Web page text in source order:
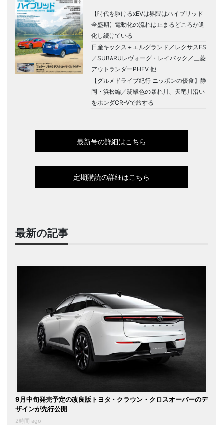
【時代を駆けるxEVは界隈はハイブリッド
全盛期】電動化の流れは止まるどころか進
化し続けている
日産キックス＋エルグランド／レクサスES
／SUBARUレヴォーグ・レイバック／三菱
アウトランダーPHEV 他
【グルメドライブ紀行 ニッポンの優食】静
岡・浜松編／翡翠色の暴れ川、天竜川沿い
をホンダCR-Vで旅する
最新号の詳細はこちら
定期購読の詳細はこちら
最新の記事
9月中旬発売予定の改良版トヨタ・クラウン・クロスオーバーのデ
ザインが先行公開
2時間 ago